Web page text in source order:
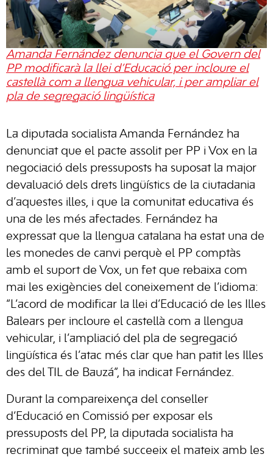
Amanda Fernández denuncia que el Govern del
PP modificarà la llei d’Educació per incloure el
castellà com a llengua vehicular, i per ampliar el
pla de segregació lingüística
La diputada socialista Amanda Fernández ha
denunciat que el pacte assolit per PP i Vox en la
negociació dels pressuposts ha suposat la major
devaluació dels drets lingüístics de la ciutadania
d’aquestes illes, i que la comunitat educativa és
una de les més afectades. Fernández ha
expressat que la llengua catalana ha estat una de
les monedes de canvi perquè el PP comptàs
amb el suport de Vox, un fet que rebaixa com
mai les exigències del coneixement de l’idioma:
“L’acord de modificar la llei d’Educació de les Illes
Balears per incloure el castellà com a llengua
vehicular, i l’ampliació del pla de segregació
lingüística és l’atac més clar que han patit les Illes
des del TIL de Bauzá”, ha indicat Fernández.
Durant la compareixença del conseller
d’Educació en Comissió per exposar els
pressuposts del PP, la diputada socialista ha
recriminat que també succeeix el mateix amb les